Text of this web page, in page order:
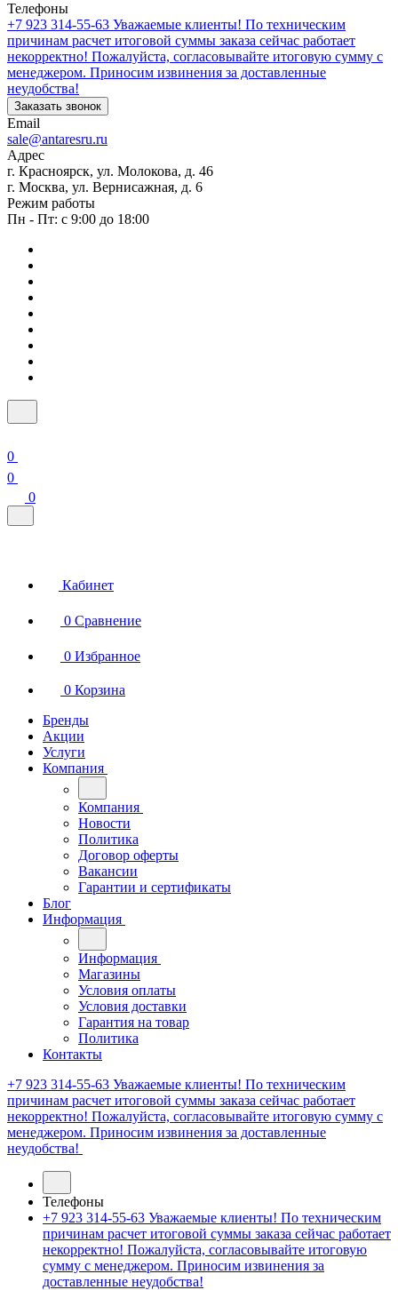
Телефоны
+7 923 314-55-63 Уважаемые клиенты! По техническим
причинам расчет итоговой суммы заказа сейчас работает
некорректно! Пожалуйста, согласовывайте итоговую сумму с
менеджером. Приносим извинения за доставленные
неудобства!
Заказать звонок
Email
sale@antaresru.ru
Адрес
г. Красноярск, ул. Молокова, д. 46
г. Москва, ул. Вернисажная, д. 6
Режим работы
Пн - Пт: с 9:00 до 18:00
0
0
0
Кабинет
0 Сравнение
0 Избранное
0 Корзина
Бренды
Акции
Услуги
Компания
Компания
Новости
Политика
Договор оферты
Вакансии
Гарантии и сертификаты
Блог
Информация
Информация
Магазины
Условия оплаты
Условия доставки
Гарантия на товар
Политика
Контакты
+7 923 314-55-63 Уважаемые клиенты! По техническим
причинам расчет итоговой суммы заказа сейчас работает
некорректно! Пожалуйста, согласовывайте итоговую сумму с
менеджером. Приносим извинения за доставленные
неудобства!
Телефоны
+7 923 314-55-63 Уважаемые клиенты! По техническим
причинам расчет итоговой суммы заказа сейчас работает
некорректно! Пожалуйста, согласовывайте итоговую
сумму с менеджером. Приносим извинения за
доставленные неудобства!